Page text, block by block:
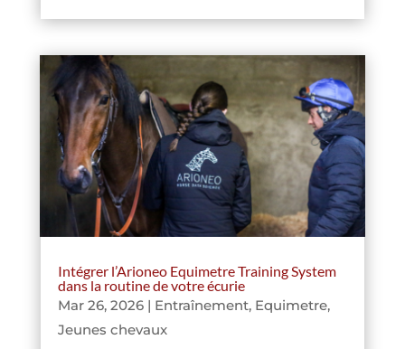
Intégrer l’Arioneo Equimetre Training System
dans la routine de votre écurie
Mar 26, 2026| Entraînement, Equimetre,
Jeunes chevaux